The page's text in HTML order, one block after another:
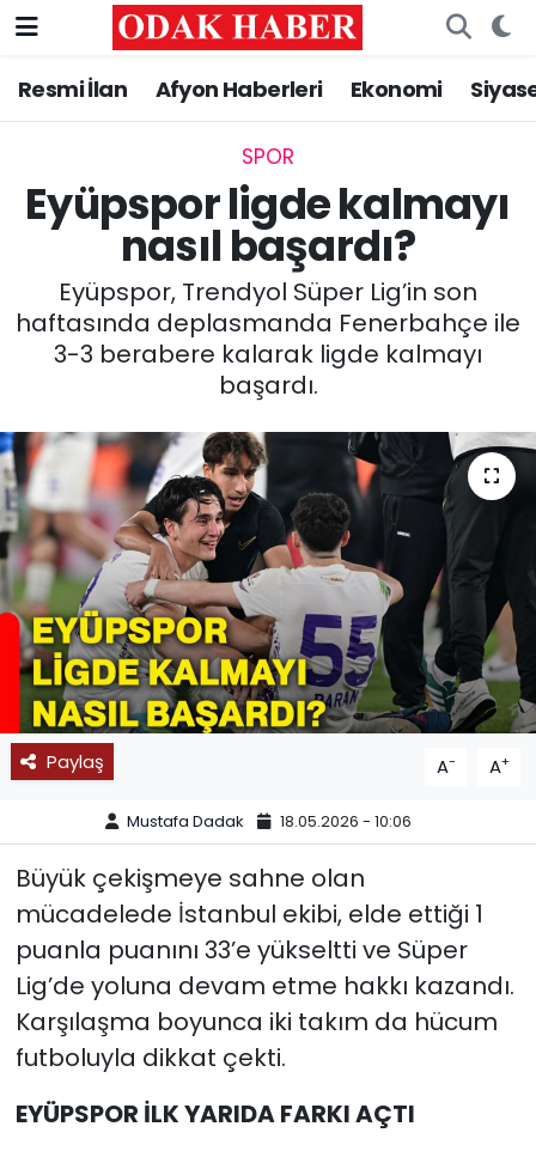
Resmi İlan Afyon Haberleri Ekonomi
SPOR
Eyüpspor ligde kalmayı
nasıl başardı?
Eyüpspor, Trendyol Süper Lig’in son
haftasında deplasmanda Fenerbahçe ile
3-3 berabere kalarak ligde kalmayı
başardı.
Paylaş A- A+
Mustafa Dadak 18.05.2026 - 10:06
Büyük çekişmeye sahne olan
mücadelede İstanbul ekibi, elde ettiği 1
puanla puanını 33’e yükseltti ve Süper
Lig’de yoluna devam etme hakkı kazandı.
Karşılaşma boyunca iki takım da hücum
futboluyla dikkat çekti.
EYÜPSPOR İLK YARIDA FARKI AÇTI
AFYONKARAHİSAR HABERLERİ
ASAYİŞ
SİYASET
MAGAZİN
SAĞLIK
SPOR
11:11 MANŞET
Nöbetçi Eczaneler
Trafik Durumu
Süper Lig Puan Durumu ve Fikstür
Tüm Manşetler
Son Dakika Haberleri
Haber Arşivi